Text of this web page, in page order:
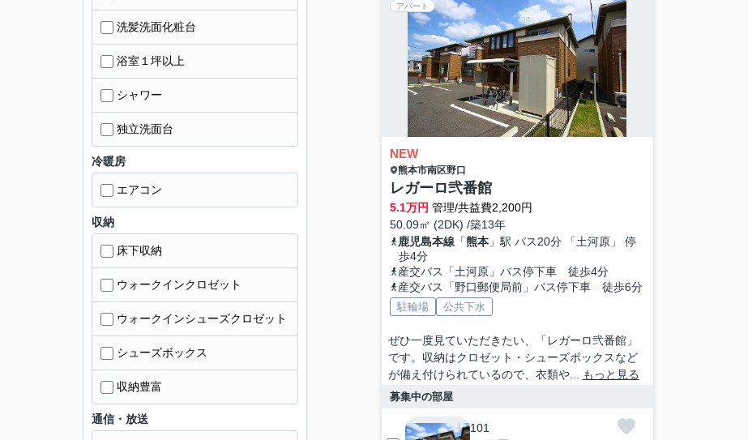
アパート
NEW
熊本市南区野口
レガーロ弐番館
5.1万円 管理/共益費2,200円
50.09㎡ (2DK) /築13年
鹿児島本線「熊本」駅 バス20分 「土河原」 停
歩4分
産交バス「土河原」バス停下車 徒歩4分
産交バス「野口郵便局前」バス停下車 徒歩6分
駐輪場 公共下水
ぜひ一度見ていただきたい、「レガーロ弐番館」
です。収納はクロゼット・シューズボックスなど
が備え付けられているので、衣類や...
もっと見る
募集中の部屋
101
洗髪洗面化粧台
浴室１坪以上
シャワー
独立洗面台
冷暖房
エアコン
収納
床下収納
ウォークインクロゼット
ウォークインシューズクロゼット
シューズボックス
収納豊富
通信・放送